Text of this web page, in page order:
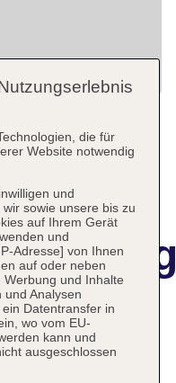
die für
Website notwendig
und
wir sowie unsere bis zu
auf Ihrem Gerät
und
Adresse] von Ihnen
auf oder neben
und Inhalte
Analysen
Datentransfer in
wo vom EU-
kann und
ausgeschlossen